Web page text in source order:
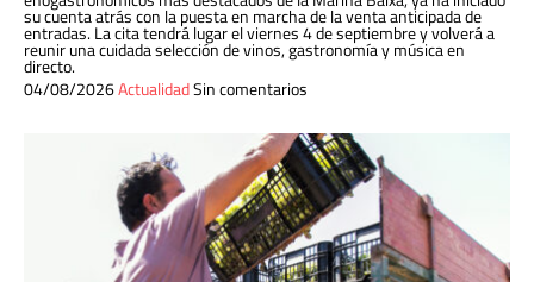
su cuenta atrás con la puesta en marcha de la venta anticipada de
entradas. La cita tendrá lugar el viernes 4 de septiembre y volverá a
reunir una cuidada selección de vinos, gastronomía y música en
directo.
04/08/2026ActualidadSin comentarios